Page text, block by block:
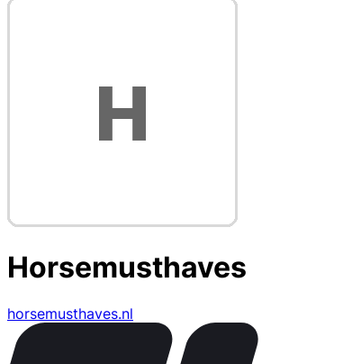
Horsemusthaves
horsemusthaves.nl